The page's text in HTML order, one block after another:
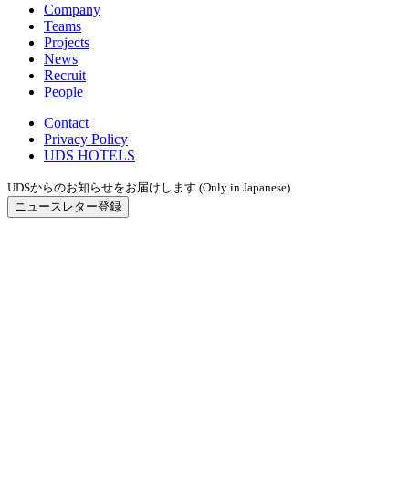
Company
Teams
Projects
News
Recruit
People
Contact
Privacy Policy
UDS HOTELS
UDSからのお知らせをお届けします (Only in Japanese)
ニュースレター登録